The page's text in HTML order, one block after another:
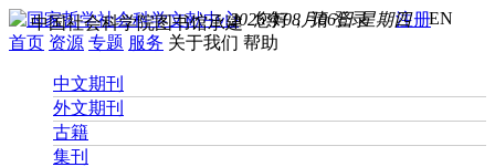
您好， 请登录 注册EN
2026年08月06日 星期四
中国社会科学院图书馆承建
首页 资源 专题 服务 关于我们 帮助
中文期刊
外文期刊
古籍
集刊